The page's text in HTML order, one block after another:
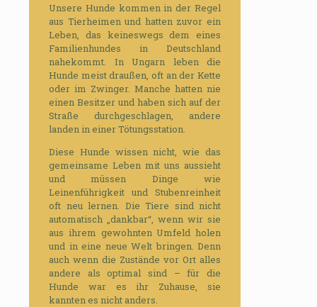
Unsere Hunde kommen in der Regel
aus Tierheimen und hatten zuvor ein
Leben, das keineswegs dem eines
Familienhundes in Deutschland
nahekommt. In Ungarn leben die
Hunde meist draußen, oft an der Kette
oder im Zwinger. Manche hatten nie
einen Besitzer und haben sich auf der
Straße durchgeschlagen, andere
landen in einer Tötungsstation.
Diese Hunde wissen nicht, wie das
gemeinsame Leben mit uns aussieht
und müssen Dinge wie
Leinenführigkeit und Stubenreinheit
oft neu lernen. Die Tiere sind nicht
automatisch „dankbar“, wenn wir sie
aus ihrem gewohnten Umfeld holen
und in eine neue Welt bringen. Denn
auch wenn die Zustände vor Ort alles
andere als optimal sind – für die
Hunde war es ihr Zuhause, sie
kannten es nicht anders.